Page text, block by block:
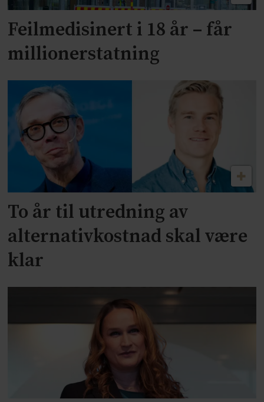
Feilmedisinert i 18 år – får
millionerstatning
To år til utredning av
alternativkostnad skal være
klar